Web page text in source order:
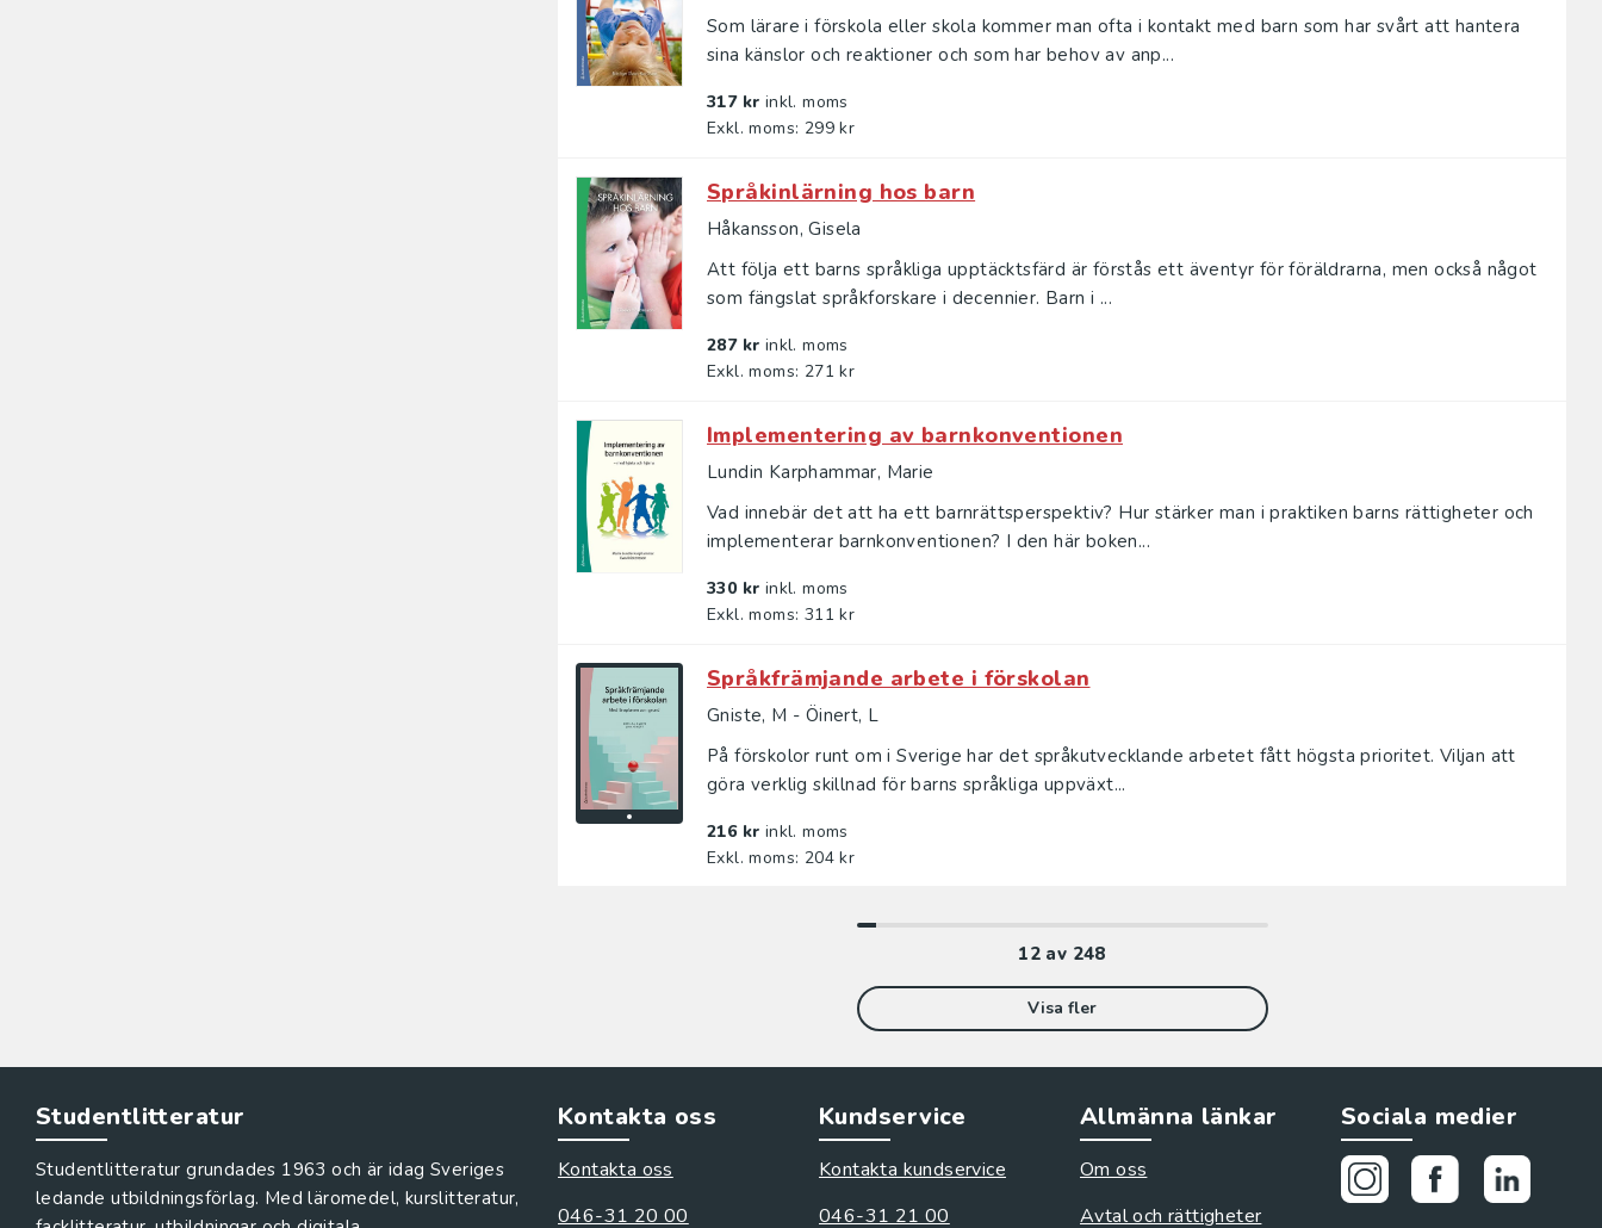
Som lärare i förskola eller skola kommer man ofta i kontakt med barn som har svårt att hantera
sina känslor och reaktioner och som har behov av anp...
317 kr inkl. moms
Exkl. moms: 299 kr
Språkinlärning hos barn
Håkansson, Gisela
Att följa ett barns språkliga upptäcktsfärd är förstås ett äventyr för föräldrarna, men också något
som fängslat språkforskare i decennier. Barn i ...
287 kr inkl. moms
Exkl. moms: 271 kr
Implementering av barnkonventionen
Lundin Karphammar, Marie
Vad innebär det att ha ett barnrättsperspektiv? Hur stärker man i praktiken barns rättigheter och
implementerar barn­konventionen? I den här boken...
330 kr inkl. moms
Exkl. moms: 311 kr
Språkfrämjande arbete i förskolan
Gniste, M - Öinert, L
På förskolor runt om i Sverige har det språkutvecklande arbetet fått högsta prioritet. Viljan att
göra verklig skillnad för barns språkliga uppväxt...
216 kr inkl. moms
Exkl. moms: 204 kr
12 av 248
Visa fler
Studentlitteratur
Studentlitteratur grundades 1963 och är idag Sveriges
ledande utbildningsförlag. Med läromedel, kurslitteratur,
Kontakta oss
Kontakta oss
046-31 20 00
Kundservice
Kontakta kundservice
046-31 21 00
Allmänna länkar
Om oss
Avtal och rättigheter
Sociala medier